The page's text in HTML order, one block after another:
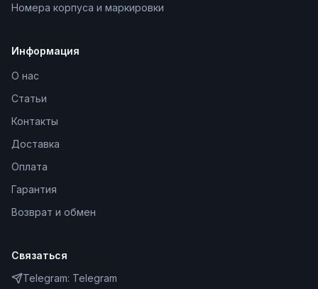
Номера корпуса и маркировки
Информация
О нас
Статьи
Контакты
Доставка
Оплата
Гарантия
Возврат и обмен
Связаться
Telegram: Telegram